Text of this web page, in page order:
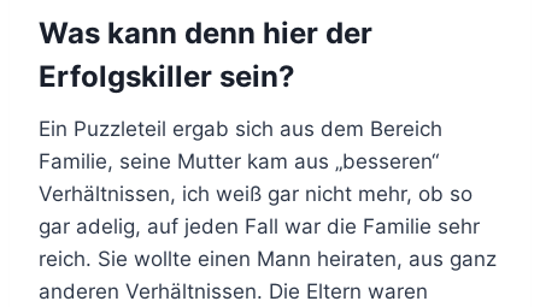
Was kann denn hier der
Erfolgskiller sein?
Ein Puzzleteil ergab sich aus dem Bereich
Familie, seine Mutter kam aus „besseren“
Verhältnissen, ich weiß gar nicht mehr, ob so
gar adelig, auf jeden Fall war die Familie sehr
reich. Sie wollte einen Mann heiraten, aus ganz
anderen Verhältnissen. Die Eltern waren